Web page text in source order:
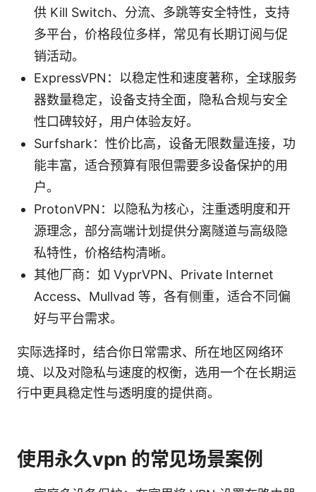
供 Kill Switch、分流、多跳等安全特性，支持
多平台，价格段位多样，常见有长期订阅与促
销活动。
ExpressVPN：以稳定性和速度著称，全球服务
器数量稳定，设备支持全面，隐私合规与安全
性口碑较好，用户体验友好。
Surfshark：性价比高，设备无限数量连接，功
能丰富，适合预算有限但需要多设备保护的用
户。
ProtonVPN：以隐私为核心，注重透明度和开
源理念，部分高端计划提供分离隧道与高级隐
私特性，价格结构清晰。
其他厂商：如 VyprVPN、Private Internet
Access、Mullvad 等，各有侧重，适合不同偏
好与平台需求。
实际选择时，结合你日常需求、所在地区网络环
境、以及对隐私与速度的权衡，选用一个在长期运
行中更具稳定性与透明度的提供商。
使用永久vpn 的常见场景案例